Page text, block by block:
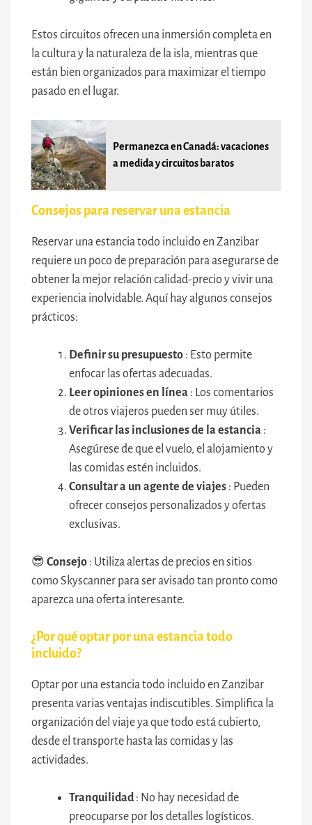
Estos circuitos ofrecen una inmersión completa en
la cultura y la naturaleza de la isla, mientras que
están bien organizados para maximizar el tiempo
pasado en el lugar.
Permanezca en Canadá: vacaciones
a medida y circuitos baratos
Consejos para reservar una estancia
Reservar una estancia todo incluido en Zanzibar
requiere un poco de preparación para asegurarse de
obtener la mejor relación calidad-precio y vivir una
experiencia inolvidable. Aquí hay algunos consejos
prácticos:
Definir su presupuesto : Esto permite
enfocar las ofertas adecuadas.
Leer opiniones en línea : Los comentarios
de otros viajeros pueden ser muy útiles.
Verificar las inclusiones de la estancia :
Asegúrese de que el vuelo, el alojamiento y
las comidas estén incluidos.
Consultar a un agente de viajes : Pueden
ofrecer consejos personalizados y ofertas
exclusivas.
😎 Consejo : Utiliza alertas de precios en sitios
como Skyscanner para ser avisado tan pronto como
aparezca una oferta interesante.
¿Por qué optar por una estancia todo
incluido?
Optar por una estancia todo incluido en Zanzibar
presenta varias ventajas indiscutibles. Simplifica la
organización del viaje ya que todo está cubierto,
desde el transporte hasta las comidas y las
actividades.
Tranquilidad : No hay necesidad de
preocuparse por los detalles logísticos.